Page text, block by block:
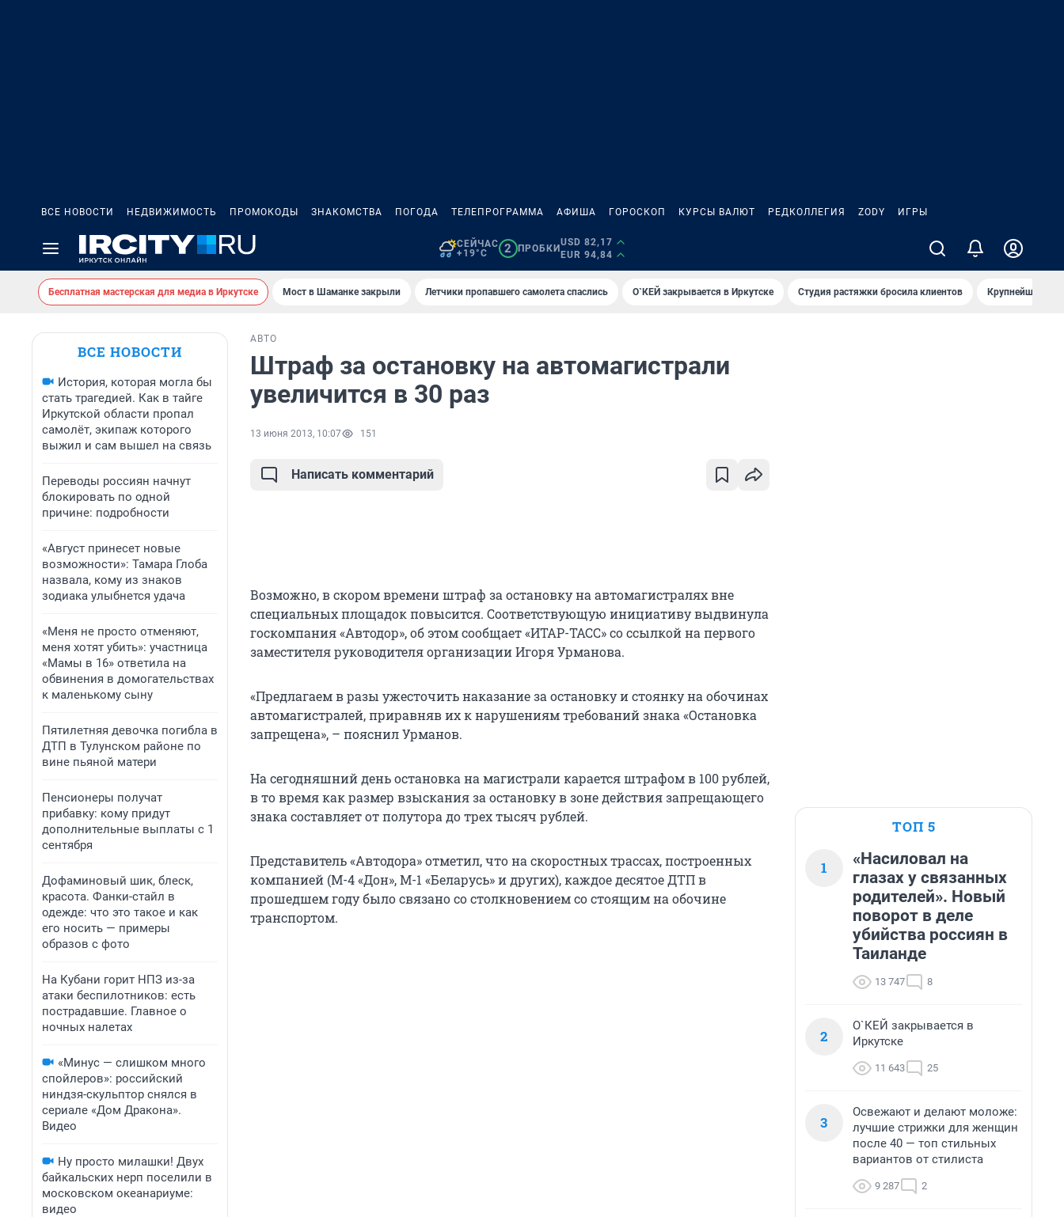
ВСЕ НОВОСТИ НЕДВИЖИМОСТЬ ПРОМОКОДЫ ЗНАКОМСТВА ПОГОДА ТЕЛЕПРОГРАММА АФИША ГОРОСКОП КУРСЫ ВАЛЮТ РЕДКОЛЛЕГИЯ ZODY ИГРЫ
СЕЙЧАС
+19°C
2 ПРОБКИ
USD 82,17
EUR 94,84
Бесплатная мастерская для медиа в Иркутске Мост в Шаманке закрыли Летчики пропавшего самолета спаслись О`КЕЙ закрывается в Иркутске Студия растяжки бросила клиентов Крупнейшие
ВСЕ НОВОСТИ
История, которая могла бы
стать трагедией. Как в тайге
Иркутской области пропал
самолёт, экипаж которого
выжил и сам вышел на связь
Переводы россиян начнут
блокировать по одной
причине: подробности
«Август принесет новые
возможности»: Тамара Глоба
назвала, кому из знаков
зодиака улыбнется удача
«Меня не просто отменяют,
меня хотят убить»: участница
«Мамы в 16» ответила на
обвинения в домогательствах
к маленькому сыну
Пятилетняя девочка погибла в
ДТП в Тулунском районе по
вине пьяной матери
Пенсионеры получат
прибавку: кому придут
дополнительные выплаты с 1
сентября
Дофаминовый шик, блеск,
красота. Фанки-стайл в
одежде: что это такое и как
его носить — примеры
образов с фото
На Кубани горит НПЗ из-за
атаки беспилотников: есть
пострадавшие. Главное о
ночных налетах
«Минус — слишком много
спойлеров»: российский
ниндзя-скульптор снялся в
сериале «Дом Дракона».
Видео
Ну просто милашки! Двух
байкальских нерп поселили в
московском океанариуме:
видео
АВТО
Штраф за остановку на автомагистрали
увеличится в 30 раз
13 июня 2013, 10:07 151
Написать комментарий
Возможно, в скором времени штраф за остановку на автомагистралях вне
специальных площадок повысится. Соответствующую инициативу выдвинула
госкомпания «Автодор», об этом сообщает «ИТАР-ТАСС» со ссылкой на первого
заместителя руководителя организации Игоря Урманова.
«Предлагаем в разы ужесточить наказание за остановку и стоянку на обочинах
автомагистралей, приравняв их к нарушениям требований знака «Остановка
запрещена», – пояснил Урманов.
На сегодняшний день остановка на магистрали карается штрафом в 100 рублей,
в то время как размер взыскания за остановку в зоне действия запрещающего
знака составляет от полутора до трех тысяч рублей.
Представитель «Автодора» отметил, что на скоростных трассах, построенных
компанией (М-4 «Дон», М-1 «Беларусь» и других), каждое десятое ДТП в
прошедшем году было связано со столкновением со стоящим на обочине
транспортом.
ТОП 5
1
«Насиловал на
глазах у связанных
родителей». Новый
поворот в деле
убийства россиян в
Таиланде
13 747 8
2
О`КЕЙ закрывается в
Иркутске
11 643 25
3
Освежают и делают моложе:
лучшие стрижки для женщин
после 40 — топ стильных
вариантов от стилиста
9 287 2